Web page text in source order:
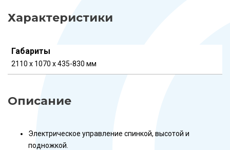
Характеристики
Габариты
2110 x 1070 x 435-830 мм
Описание
Электрическое управление спинкой, высотой и
подножкой.